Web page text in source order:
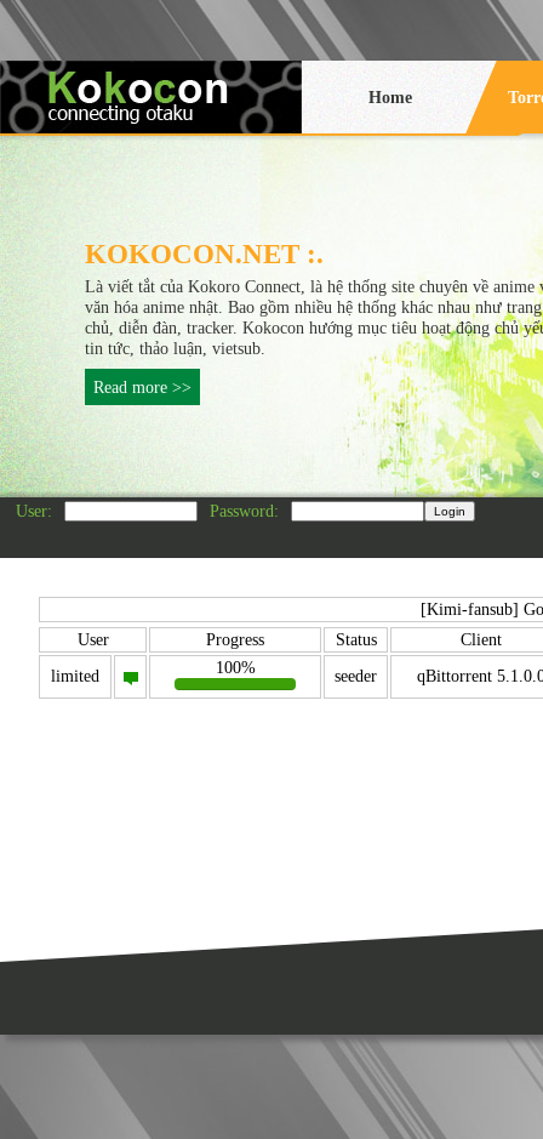
Home
KOKOCON.NET :.
Là viết tắt của Kokoro Connect, là hệ thống site chuyên về anime
văn hóa anime nhật. Bao gồm nhiều hệ thống khác nhau như trang
chủ, diễn đàn, tracker. Kokocon hướng mục tiêu hoạt động chủ
tin tức, thảo luận, vietsub.
Read more >>
User: Password:
[Kimi-fansub]
User
Progress Status
Client
limited
100% seeder qBittorrent